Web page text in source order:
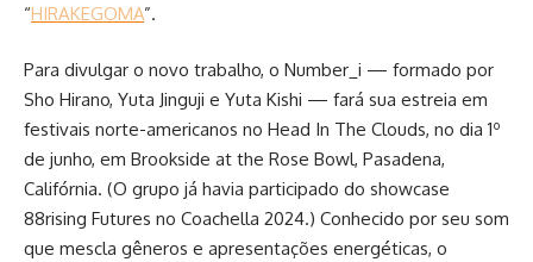
“HIRAKEGOMA”.
Para divulgar o novo trabalho, o Number_i — formado por
Sho Hirano, Yuta Jinguji e Yuta Kishi — fará sua estreia em
festivais norte-americanos no Head In The Clouds, no dia 1º
de junho, em Brookside at the Rose Bowl, Pasadena,
Califórnia. (O grupo já havia participado do showcase
88rising Futures no Coachella 2024.) Conhecido por seu som
que mescla gêneros e apresentações energéticas, o